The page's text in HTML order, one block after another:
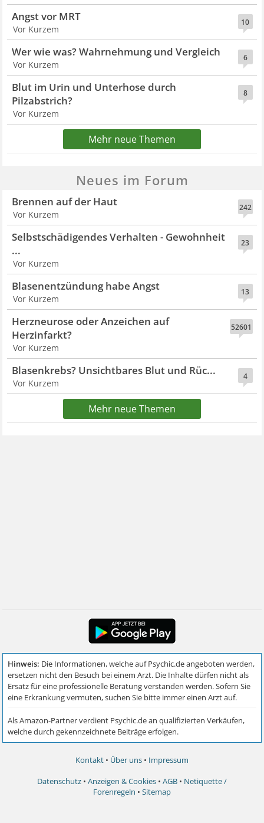
10
Angst vor MRT
Vor Kurzem
6
Wer wie was? Wahrnehmung und Vergleich
Vor Kurzem
8
Blut im Urin und Unterhose durch
Pilzabstrich?
Vor Kurzem
Mehr neue Themen
Neues im Forum
242
Brennen auf der Haut
Vor Kurzem
23
Selbstschädigendes Verhalten - Gewohnheit
...
Vor Kurzem
13
Blasenentzündung habe Angst
Vor Kurzem
52601
Herzneurose oder Anzeichen auf
Herzinfarkt?
Vor Kurzem
4
Blasenkrebs? Unsichtbares Blut und Rüc...
Vor Kurzem
Mehr neue Themen
Kontakt • Über uns • Impressum
Datenschutz • Anzeigen & Cookies • AGB • Netiquette /
Forenregeln • Sitemap